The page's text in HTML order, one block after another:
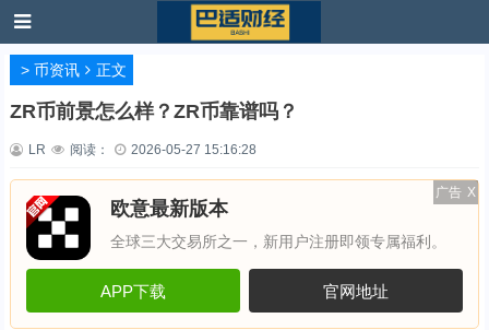
> 币资讯 正文
ZR币前景怎么样？ZR币靠谱吗？
LR 阅读： 2026-05-27 15:16:28
广告 X
欧意最新版本
全球三大交易所之一，新用户注册即领专属福利。
APP下载 官网地址